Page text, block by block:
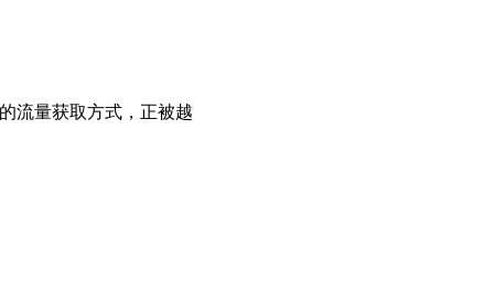
流量获取方式，正被越